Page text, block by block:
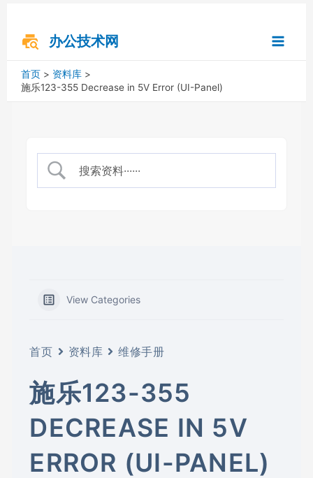
办公技术网
Menu
首页
资料库
施乐123-355 Decrease in 5V Error (UI-Panel)
View Categories
首页 资料库 维修手册
施乐123-355
DECREASE IN 5V
ERROR (UI-PANEL)